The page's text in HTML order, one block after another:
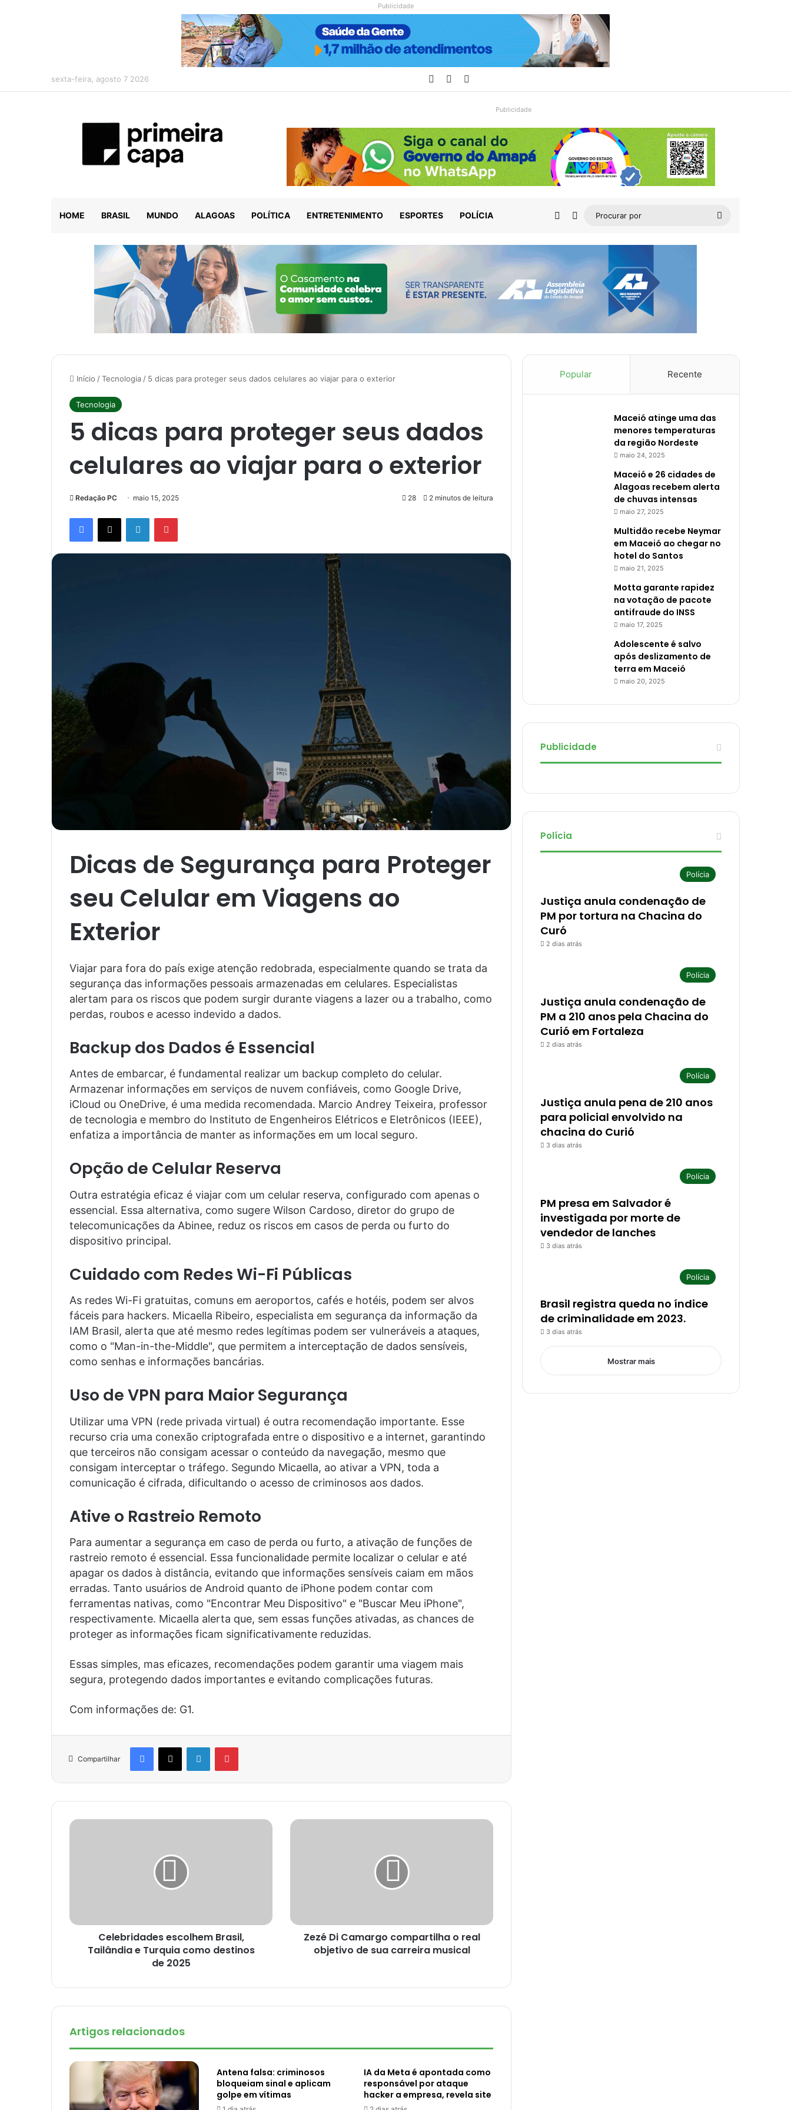
Publicidade
sexta-feira, agosto 7 2026 Facebook
YouTube
Publicidade
HOME BRASIL MUNDO ALAGOAS POLÍTICA ENTRETENIMENTO ESPORTES POLÍCIA Barra Lateral
Switch skin
Procurar
Início /Tecnologia/ 5 dicas para proteger seus dados celulares ao viajar para o exterior
Tecnologia
5 dicas para proteger seus dados
celulares ao viajar para o exterior
Redação PC maio 15, 2025 28 2 minutos de leitura
Facebook
X LinkedinPinterest
Dicas de Segurança para Proteger
seu Celular em Viagens ao
Exterior
Viajar para fora do país exige atenção redobrada, especialmente quando se trata da
segurança das informações pessoais armazenadas em celulares. Especialistas
alertam para os riscos que podem surgir durante viagens a lazer ou a trabalho, como
perdas, roubos e acesso indevido a dados.
Backup dos Dados é Essencial
Antes de embarcar, é fundamental realizar um backup completo do celular.
Armazenar informações em serviços de nuvem confiáveis, como Google Drive,
iCloud ou OneDrive, é uma medida recomendada. Marcio Andrey Teixeira, professor
de tecnologia e membro do Instituto de Engenheiros Elétricos e Eletrônicos (IEEE),
enfatiza a importância de manter as informações em um local seguro.
Opção de Celular Reserva
Outra estratégia eficaz é viajar com um celular reserva, configurado com apenas o
essencial. Essa alternativa, como sugere Wilson Cardoso, diretor do grupo de
telecomunicações da Abinee, reduz os riscos em casos de perda ou furto do
dispositivo principal.
Cuidado com Redes Wi-Fi Públicas
As redes Wi-Fi gratuitas, comuns em aeroportos, cafés e hotéis, podem ser alvos
fáceis para hackers. Micaella Ribeiro, especialista em segurança da informação da
IAM Brasil, alerta que até mesmo redes legítimas podem ser vulneráveis a ataques,
como o "Man-in-the-Middle", que permitem a interceptação de dados sensíveis,
como senhas e informações bancárias.
Uso de VPN para Maior Segurança
Utilizar uma VPN (rede privada virtual) é outra recomendação importante. Esse
recurso cria uma conexão criptografada entre o dispositivo e a internet, garantindo
que terceiros não consigam acessar o conteúdo da navegação, mesmo que
consigam interceptar o tráfego. Segundo Micaella, ao ativar a VPN, toda a
comunicação é cifrada, dificultando o acesso de criminosos aos dados.
Ative o Rastreio Remoto
Para aumentar a segurança em caso de perda ou furto, a ativação de funções de
rastreio remoto é essencial. Essa funcionalidade permite localizar o celular e até
apagar os dados à distância, evitando que informações sensíveis caiam em mãos
erradas. Tanto usuários de Android quanto de iPhone podem contar com
ferramentas nativas, como "Encontrar Meu Dispositivo" e "Buscar Meu iPhone",
respectivamente. Micaella alerta que, sem essas funções ativadas, as chances de
proteger as informações ficam significativamente reduzidas.
Essas simples, mas eficazes, recomendações podem garantir uma viagem mais
segura, protegendo dados importantes e evitando complicações futuras.
Com informações de: G1.
Compartilhar
Facebook
X LinkedinPinterest
Celebridades escolhem Brasil,
Tailândia e Turquia como destinos
de 2025
Zezé Di Camargo compartilha o real
objetivo de sua carreira musical
Artigos relacionados
Antena falsa: criminosos
bloqueiam sinal e aplicam
golpe em vítimas
IA da Meta é apontada como
responsável por ataque
hacker a empresa, revela site
Popular Recente
Maceió atinge uma das
menores temperaturas
da região Nordeste
maio 24, 2025
Maceió e 26 cidades de
Alagoas recebem alerta
de chuvas intensas
maio 27, 2025
Multidão recebe Neymar
em Maceió ao chegar no
hotel do Santos
maio 21, 2025
Motta garante rapidez
na votação de pacote
antifraude do INSS
maio 17, 2025
Adolescente é salvo
após deslizamento de
terra em Maceió
maio 20, 2025
Publicidade
Polícia
Polícia
Justiça anula condenação de
PM por tortura na Chacina do
Curó
2 dias atrás
Polícia
Justiça anula condenação de
PM a 210 anos pela Chacina do
Curió em Fortaleza
2 dias atrás
Polícia
Justiça anula pena de 210 anos
para policial envolvido na
chacina do Curió
3 dias atrás
Polícia
PM presa em Salvador é
investigada por morte de
vendedor de lanches
3 dias atrás
Polícia
Brasil registra queda no índice
de criminalidade em 2023.
3 dias atrás
Mostrar mais